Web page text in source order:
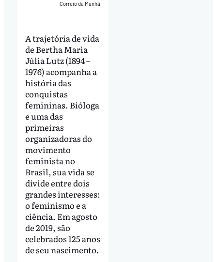
Correio da Manhã
A trajetória de vida
de Bertha Maria
Júlia Lutz (1894 –
1976) acompanha a
história das
conquistas
femininas. Bióloga
e uma das
primeiras
organizadoras do
movimento
feminista no
Brasil, sua vida se
divide entre dois
grandes interesses:
o feminismo e a
ciência. Em agosto
de 2019, são
celebrados 125 anos
de seu nascimento.